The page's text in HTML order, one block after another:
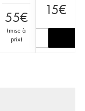
55€
(mise à
prix)
15€